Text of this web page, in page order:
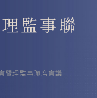
監事聯
暨理監事聯席會議